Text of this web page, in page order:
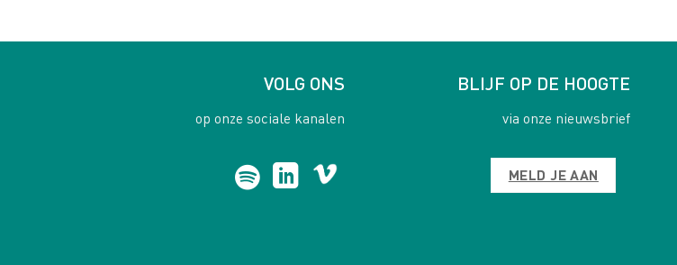
VOLG ONS
op onze sociale kanalen
BLIJF OP DE HOOGTE
via onze nieuwsbrief
MELD JE AAN